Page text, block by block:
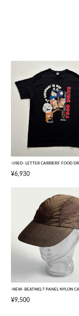
-USED- LETTER CARRIERS' FOOD
¥6,930
-NEW- BEATNIQ 7 PANEL NYLON
¥9,500